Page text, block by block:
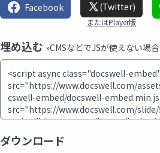
Facebook (Twitter)
またはPlayer版
埋め込む »CMSなどでJSが使えない場合
ダウンロード